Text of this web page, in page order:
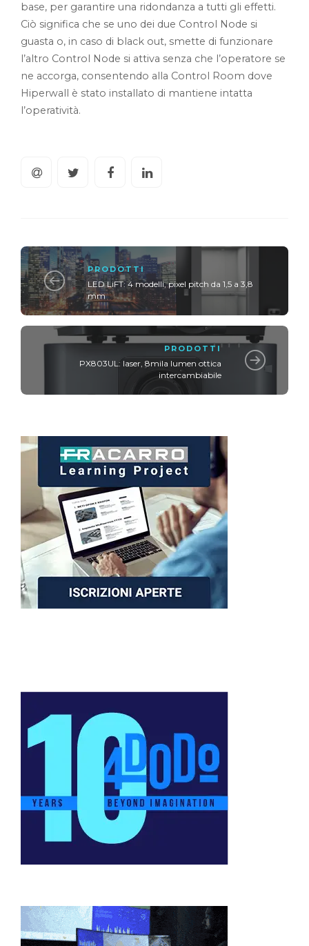
base, per garantire una ridondanza a tutti gli effetti.
Ciò significa che se uno dei due Control Node si
guasta o, in caso di black out, smette di funzionare
l’altro Control Node si attiva senza che l’operatore se
ne accorga, consentendo alla Control Room dove
Hiperwall è stato installato di mantiene intatta
l’operatività.
PRODOTTI
LED LiFT: 4 modelli, pixel pitch da 1,5 a 3,8
mm
PRODOTTI
PX803UL: laser, 8mila lumen ottica
intercambiabile